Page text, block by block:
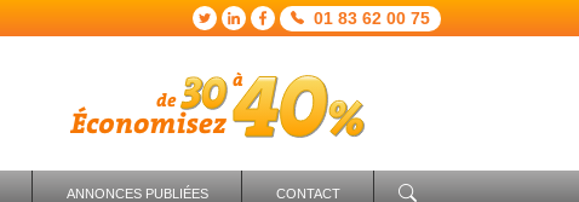
01 83 62 00 75
ANNONCES PUBLIÉES CONTACT